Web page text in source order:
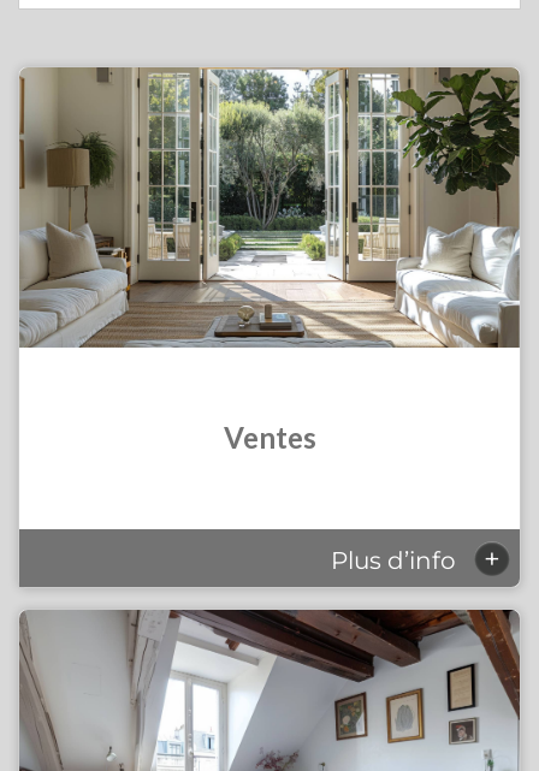
Ventes
Plus d’info +